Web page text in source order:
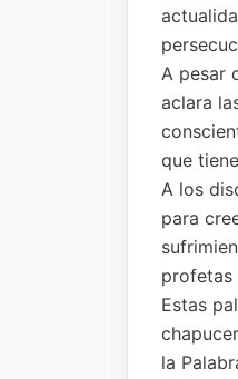
A pesar
aclara
que
A los
para
profetas
Estas
la